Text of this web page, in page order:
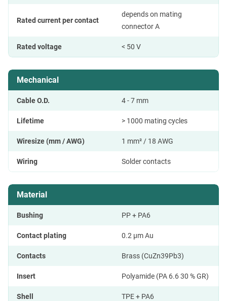
Rated current per contact
depends on mating
connector A
Rated voltage < 50 V
Mechanical
Cable O.D. 4 - 7 mm
Lifetime > 1000 mating cycles
Wiresize (mm / AWG) 1 mm² / 18 AWG
Wiring Solder contacts
Material
Bushing PP + PA6
Contact plating 0.2 μm Au
Contacts Brass (CuZn39Pb3)
Insert Polyamide (PA 6.6 30 % GR)
Shell TPE + PA6